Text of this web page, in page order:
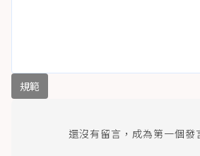
規範
還沒有留言，成為第一個發